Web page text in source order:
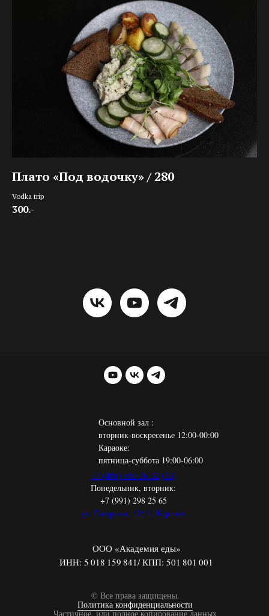
Плато «Под водочку» / 280
Vodka trip
300.-
+7 (498) 950-36-32 (33)
Понедельник, вторник:
+7 (991) 298 25 65
ул. Гагарина, 12/14, Королёв
Основной зал :
вторник-воскресенье 12:00-00:00
Караоке:
пятница-суббота 19:00-06:00
ООО «Академия еды»
ИНН: 5 018 159 841/ КПП: 501 801 001
© Все права защищены.
Политика конфиденциальности
Частичное, или полное копирование данных